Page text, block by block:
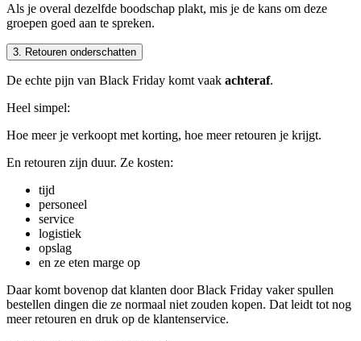
Als je overal dezelfde boodschap plakt, mis je de kans om deze
groepen goed aan te spreken.
3. Retouren onderschatten
De echte pijn van Black Friday komt vaak achteraf.
Heel simpel:
Hoe meer je verkoopt met korting, hoe meer retouren je krijgt.
En retouren zijn duur. Ze kosten:
tijd
personeel
service
logistiek
opslag
en ze eten marge op
Daar komt bovenop dat klanten door Black Friday vaker spullen
bestellen dingen die ze normaal niet zouden kopen. Dat leidt tot nog
meer retouren en druk op de klantenservice.